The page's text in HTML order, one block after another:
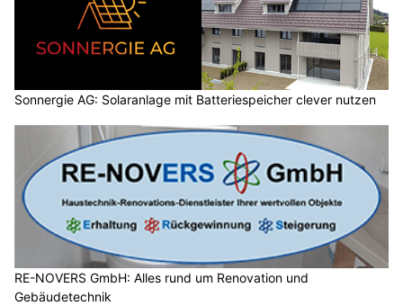
Sonnergie AG: Solaranlage mit Batteriespeicher clever nutzen
RE-NOVERS GmbH: Alles rund um Renovation und
Gebäudetechnik